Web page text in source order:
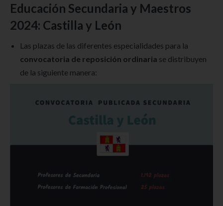
Educación Secundaria y Maestros
2024: Castilla y León
Las plazas de las diferentes especialidades para la
convocatoria de reposición ordinaria se distribuyen
de la siguiente manera: